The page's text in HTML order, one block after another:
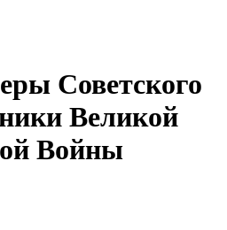
Советского
Великой
Войны